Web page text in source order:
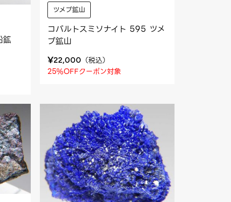
鉱
ツメブ鉱山
コバルトスミソナイト 595 ツメ
ブ鉱山
¥22,000 （税込）
25%OFFクーポン対象